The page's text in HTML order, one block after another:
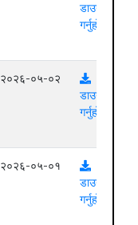
डाउनलोड
गर्नुहोस्
२०२६-०५-०२
डाउनलोड
गर्नुहोस्
२०२६-०५-०१
डाउनलोड
गर्नुहोस्